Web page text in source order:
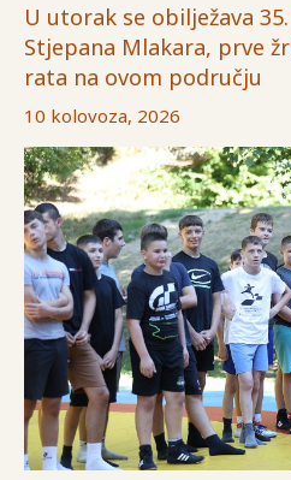
U utorak se obilježava
Stjepana Mlakara, prve
rata na ovom području
10 kolovoza, 2026